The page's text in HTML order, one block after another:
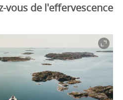
vous de l'effervescence